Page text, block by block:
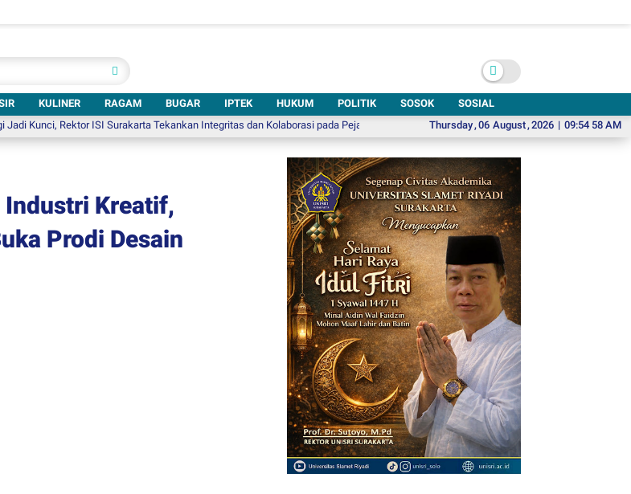
KULINER RAGAM BUGAR IPTEK HUKUM POLITIK SOSOK
SOSIAL
Thursday,06 August,2026 | 09:54 59 AM
Rektor ISI Surakarta Tekankan Integritas dan Kolaborasi pada Pejabat Baru Ifan Seventeen Hadirkan “Apa Kabar (Alternative
Industri Kreatif,
Prodi Desain